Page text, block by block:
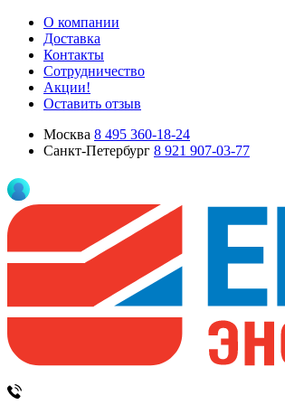
О компании
Доставка
Контакты
Сотрудничество
Акции!
Оставить отзыв
Москва 8 495 360-18-24
Санкт-Петербург 8 921 907-03-77